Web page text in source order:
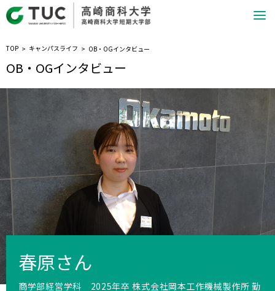
TOP キャンパスライフ OB・OGインタビュー
OB・OGインタビュー
春原さん
商学部経営学科 2025年卒 株式会社岡本工作機械製作所 勤